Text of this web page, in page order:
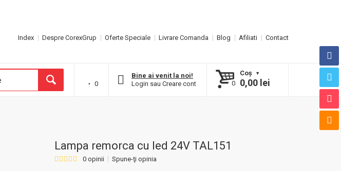
Index Despre CorexGrup Oferte Speciale Livrare Comanda Blog Afiliati Contact
0
Bine ai venit la noi!
Login sau Creare cont
Coş
0
0,00 lei
Lampa remorca cu led 24V TAL151
0 opinii Spune-ţi opinia